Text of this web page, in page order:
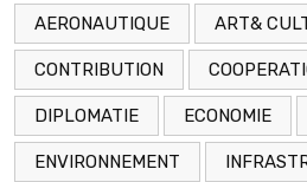
AERONAUTIQUE ART&
CONTRIBUTION
DIPLOMATIE ECONOMIE
ENVIRONNEMENT